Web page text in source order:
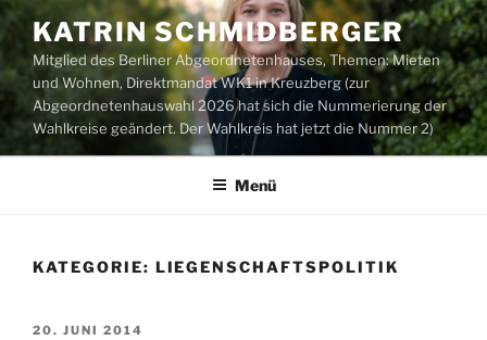
Zum
Inhalt
springen
KATRIN SCHMIDBERGER
Mitglied des Berliner Abgeordnetenhauses, Themen: Mieten
und Wohnen, Direktmandat WK1 in Kreuzberg (zur
Abgeordnetenhauswahl 2026 hat sich die Nummerierung der
Wahlkreise geändert. Der Wahlkreis hat jetzt die Nummer 2)
Menü
KATEGORIE: LIEGENSCHAFTSPOLITIK
VERÖFFENTLICHT
20. JUNI 2014